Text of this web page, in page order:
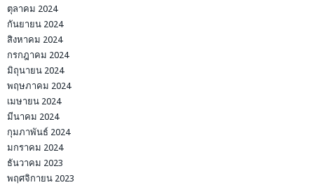
ตุลาคม 2024
กันยายน 2024
สิงหาคม 2024
กรกฎาคม 2024
มิถุนายน 2024
พฤษภาคม 2024
เมษายน 2024
มีนาคม 2024
กุมภาพันธ์ 2024
มกราคม 2024
ธันวาคม 2023
พฤศจิกายน 2023